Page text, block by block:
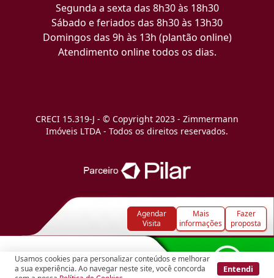
Usamos cookies para personalizar conteúdos e melhorar
a sua experiência. Ao navegar neste site, você concorda
Entendi
Agendar
Visita
Mais
informações
Fazer
proposta
Segunda a sexta das 8h30 às 18h30
Sábado e feriados das 8h30 às 13h30
Domingos das 9h às 13h (plantão online)
Atendimento online todos os dias.
CRECI 15.319-J - © Copyright 2023 - Zimmermann
Imóveis LTDA - Todos os direitos reservados.